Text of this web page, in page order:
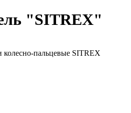
"SITREX"
пальцевые SITREX